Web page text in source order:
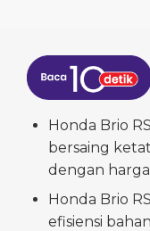
Honda Brio
bersaing
dengan
Honda Brio
efisiensi